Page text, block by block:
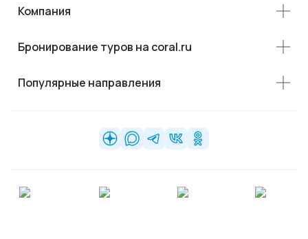
Компания
Бронирование туров на coral.ru
Популярные направления